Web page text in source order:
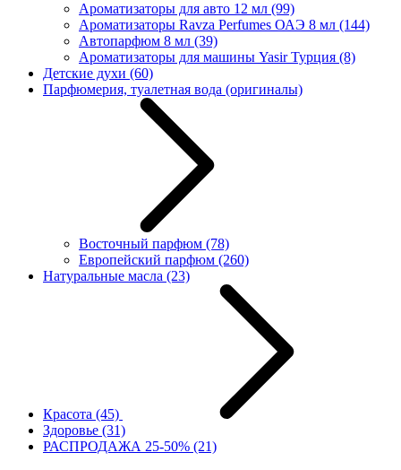
Ароматизаторы для авто 12 мл (99)
Ароматизаторы Ravza Perfumes ОАЭ 8 мл (144)
Автопарфюм 8 мл (39)
Ароматизаторы для машины Yasir Турция (8)
Детские духи (60)
Парфюмерия, туалетная вода (оригиналы)
Восточный парфюм (78)
Европейский парфюм (260)
Натуральные масла (23)
Красота (45)
Здоровье (31)
РАСПРОДАЖА 25-50% (21)